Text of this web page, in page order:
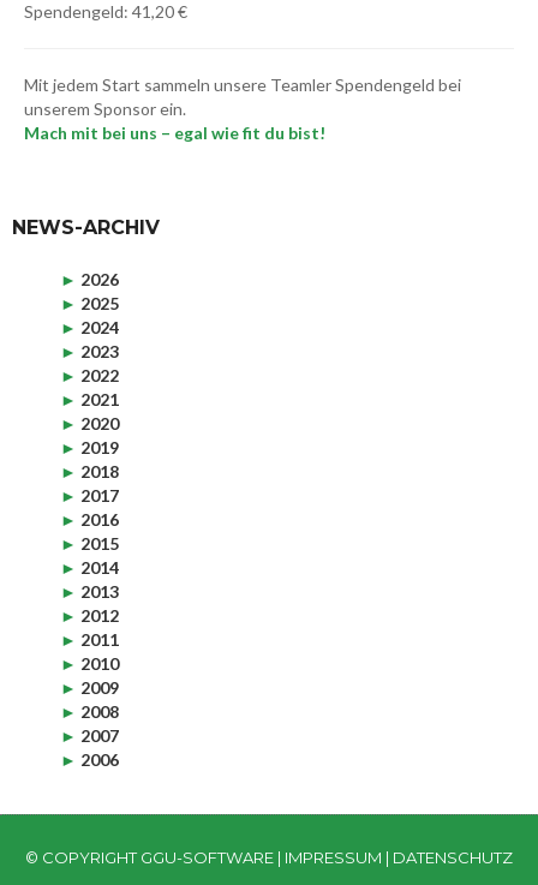
Spendengeld: 41,20 €
Mit jedem Start sammeln unsere Teamler Spendengeld bei
unserem Sponsor ein.
Mach mit bei uns – egal wie fit du bist!
NEWS-ARCHIV
► 2026
► 2025
► 2024
► 2023
► 2022
► 2021
► 2020
► 2019
► 2018
► 2017
► 2016
► 2015
► 2014
► 2013
► 2012
► 2011
► 2010
► 2009
► 2008
► 2007
► 2006
© COPYRIGHT GGU-SOFTWARE | IMPRESSUM | DATENSCHUTZ